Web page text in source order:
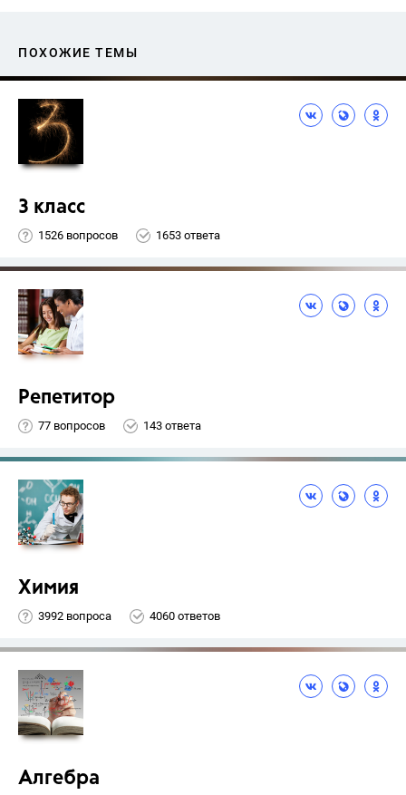
ПОХОЖИЕ ТЕМЫ
3 класс
1526 вопросов 1653 ответа
Репетитор
77 вопросов 143 ответа
Химия
3992 вопроса 4060 ответов
Алгебра